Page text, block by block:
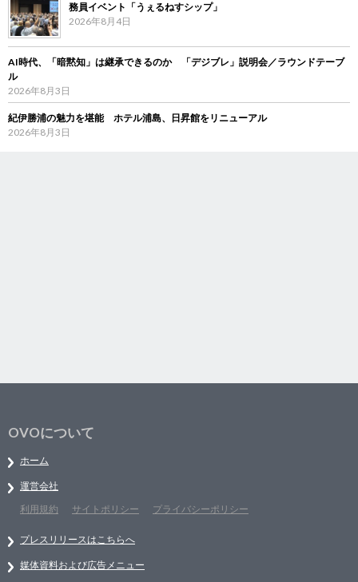
務員イベント「うぇるねすシップ」
2026年8月4日
AI時代、「暗黙知」は継承できるのか 「デジブレ」説明会／ラウンドテーブ
ル
2026年8月3日
紀伊勝浦の魅力を堪能 ホテル浦島、日昇館をリニューアル
2026年8月3日
OVOについて
ホーム
運営会社
利用規約
サイトポリシー プライバシーポリシー
プレスリリースはこちらへ
媒体資料および広告メニュー